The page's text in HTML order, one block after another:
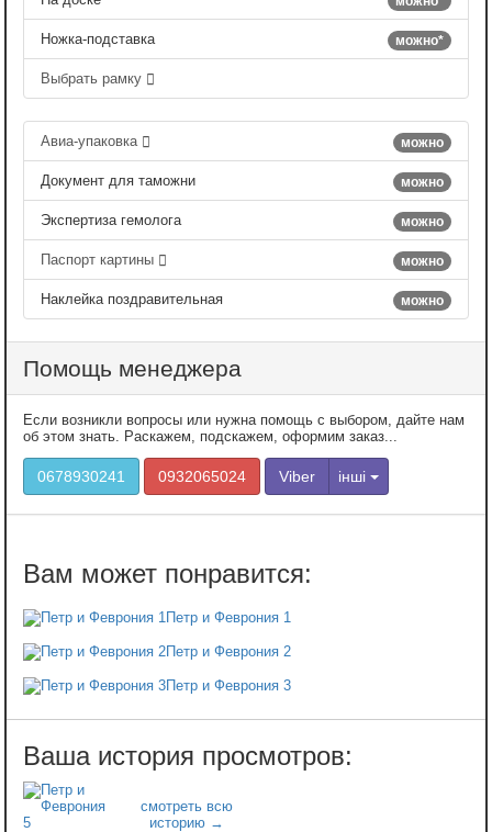
можно*
Ножка-подставка
Выбрать рамку
можно
Авиа-упаковка
можно
Документ для таможни
можно
Экспертиза гемолога
можно
Паспорт картины
можно
Наклейка поздравительная
Помощь менеджера
Если возникли вопросы или нужна помощь с выбором, дайте нам
об этом знать. Раскажем, подскажем, оформим заказ...
0678930241 0932065024 Viber інші
Петр и Феврония 1
Петр и Феврония 2
Петр и Феврония 3